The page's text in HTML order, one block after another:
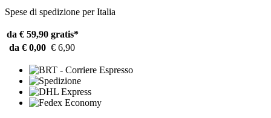
Spese di spedizione per Italia
da € 59,90 gratis*
da € 0,00 € 6,90